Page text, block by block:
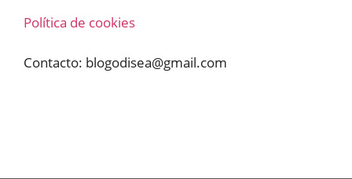
Política de cookies
Contacto: blogodisea@gmail.com